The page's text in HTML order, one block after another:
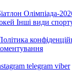
Олімпіада-
Інші види
telegram viber